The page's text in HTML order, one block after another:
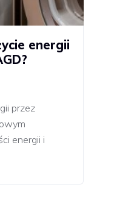
energii
przez
energii i